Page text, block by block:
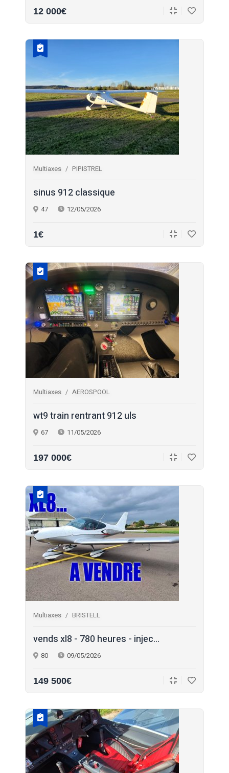
12 000€
Multiaxes PIPISTREL
sinus 912 classique
47 12/05/2026
1€
Multiaxes AEROSPOOL
wt9 train rentrant 912 uls
67 11/05/2026
197 000€
Multiaxes BRISTELL
vends xl8 - 780 heures - injec...
80 09/05/2026
149 500€